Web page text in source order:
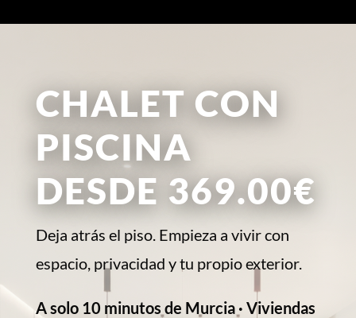
CHALET CON
PISCINA
DESDE 369.00€
Deja atrás el piso. Empieza a vivir con
espacio, privacidad y tu propio exterior.
A solo 10 minutos de Murcia · Viviendas